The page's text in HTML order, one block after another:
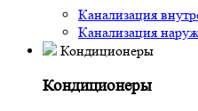
Канализация
Канализация
Кондиционеры
Кондиционеры